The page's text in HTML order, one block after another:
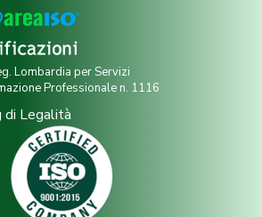
Lombardia per Servizi
Professionale n. 1116
di Legalità